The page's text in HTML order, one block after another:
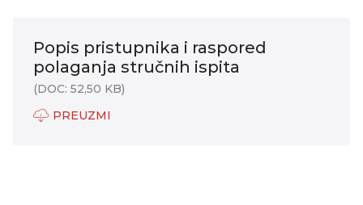
Popis pristupnika i raspored
polaganja stručnih ispita
(DOC: 52,50 KB)
PREUZMI